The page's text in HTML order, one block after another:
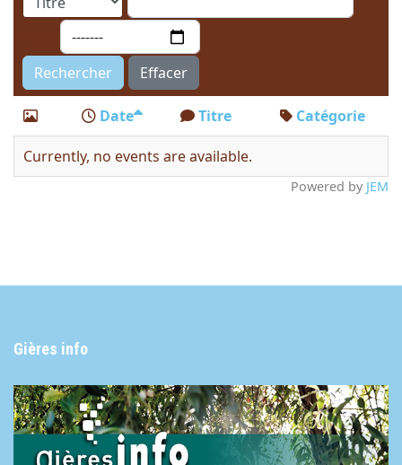
Rechercher
Effacer
Date Titre Catégorie
Currently, no events are available.
Powered by JEM
Gières info